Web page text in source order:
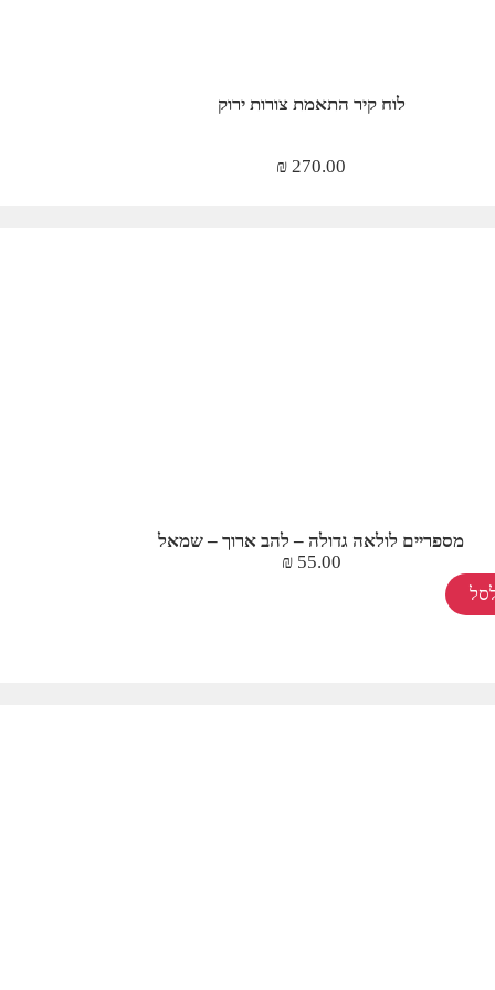
לוח קיר התאמת צורות ירוק
270.00
₪
מספריים לולאה גדולה – להב ארוך – שמאל
55.00
₪